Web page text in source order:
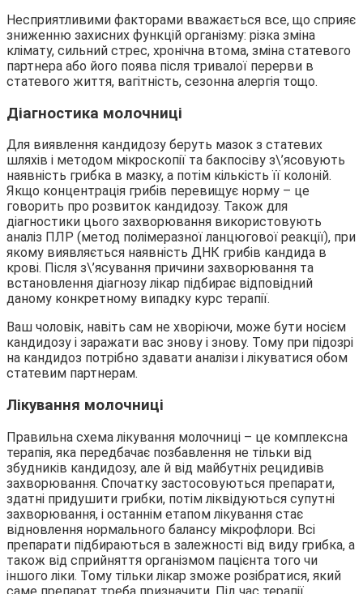
Несприятливими факторами вважається все, що сприяє
зниженню захисних функцій організму: різка зміна
клімату, сильний стрес, хронічна втома, зміна статевого
партнера або його поява після тривалої перерви в
статевого життя, вагітність, сезонна алергія тощо.
Діагностика молочниці
Для виявлення кандидозу беруть мазок з статевих
шляхів і методом мікроскопії та бакпосіву з\’ясовують
наявність грибка в мазку, а потім кількість її колоній.
Якщо концентрація грибів перевищує норму – це
говорить про розвиток кандидозу. Також для
діагностики цього захворювання використовують
аналіз ПЛР (метод полімеразної ланцюгової реакції), при
якому виявляється наявність ДНК грибів кандида в
крові. Після з\’ясування причини захворювання та
встановлення діагнозу лікар підбирає відповідний
даному конкретному випадку курс терапії.
Ваш чоловік, навіть сам не хворіючи, може бути носієм
кандидозу і заражати вас знову і знову. Тому при підозрі
на кандидоз потрібно здавати аналізи і лікуватися обом
статевим партнерам.
Лікування молочниці
Правильна схема лікування молочниці – це комплексна
терапія, яка передбачає позбавлення не тільки від
збудників кандидозу, але й від майбутніх рецидивів
захворювання. Спочатку застосовуються препарати,
здатні придушити грибки, потім ліквідуються супутні
захворювання, і останнім етапом лікування стає
відновлення нормального балансу мікрофлори. Всі
препарати підбираються в залежності від виду грибка, а
також від сприйняття організмом пацієнта того чи
іншого ліки. Тому тільки лікар зможе розібратися, який